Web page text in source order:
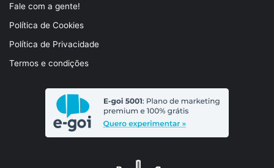
Fale com a gente!
Política de Cookies
Política de Privacidade
Termos e condições